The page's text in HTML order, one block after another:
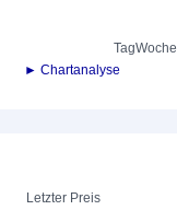
TagWoche
► Chartanalyse
Letzter Preis